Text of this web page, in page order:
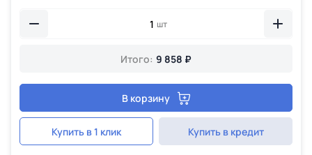
шт
Итого: 9 858 ₽
В корзину
Купить в 1 клик Купить в кредит